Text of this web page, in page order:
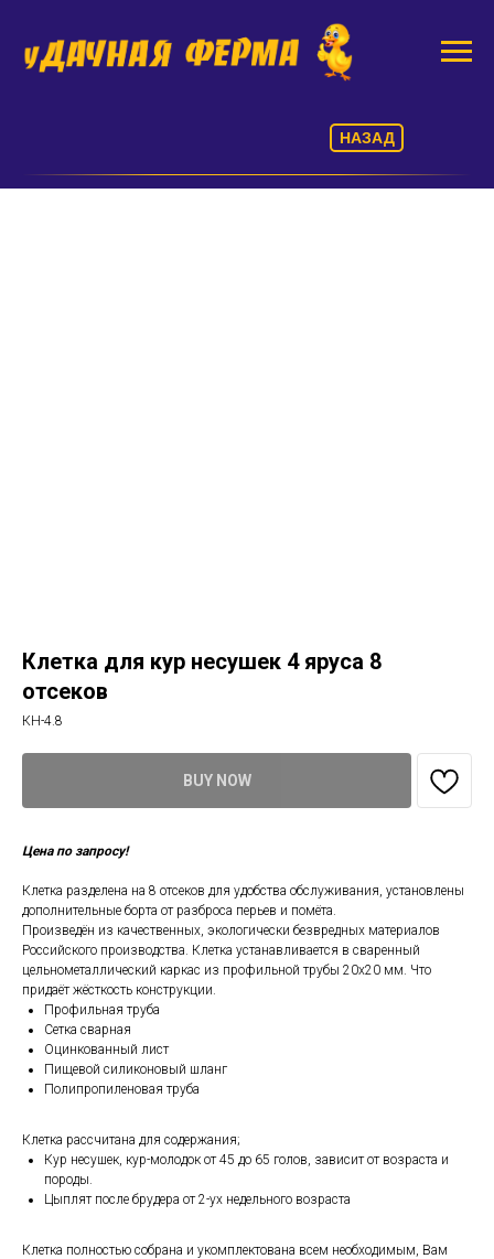
НАЗАД
Клетка для кур несушек 4 яруса 8
отсеков
КН-4.8
BUY NOW
Цена по запросу!
Клетка разделена на 8 отсеков для удобства обслуживания, установлены
дополнительные борта от разброса перьев и помёта.
Произведён из качественных, экологически безвредных материалов
Российского производства. Клетка устанавливается в сваренный
цельнометаллический каркас из профильной трубы 20х20 мм. Что
придаёт жёсткость конструкции.
Профильная труба
Сетка сварная
Оцинкованный лист
Пищевой силиконовый шланг
Полипропиленовая труба
Клетка рассчитана для содержания;
Кур несушек, кур-молодок от 45 до 65 голов, зависит от возраста и
породы.
Цыплят после брудера от 2-ух недельного возраста
Клетка полностью собрана и укомплектована всем необходимым, Вам